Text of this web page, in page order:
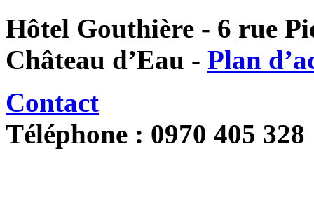
Hôtel Gouthière - 6 rue
Château d’Eau - Plan
Contact
Téléphone : 0970 405 328